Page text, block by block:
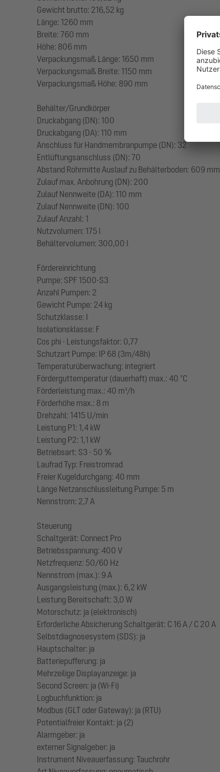
Gewicht brutto: 216,52 kg
Länge: 1260 mm
Breite: 760 mm
Höhe: 806 mm
Verpackungsmaß Länge: 1650 mm
Verpackungsmaß Breite: 1150 mm
Verpackungsmaß Höhe: 890 mm
Behälter/Grundkörper
Druckabgang (DN): 100
Druckabgang (DA): 110 mm
Anschluss für Handmembranpumpe (DN): 32
Entlüftungsanschluss (DN): 70
Abstand Rohrmitte Auslauf zu Behälterboden: 609 mm
Zulauf max. Anbohrung (DN): 200
Zulauf Nennweite (DA): 110 mm
Zulauf Nennweite (DN): 100
Zulauf Anzahl: 1
Nutzvolumen: 175 l
Behältervolumen: 300,00 l
Fördereinrichtung
Pumpe: SPF 1500-S3
Anzahl Pumpen: 2
Gewicht Pumpe: 24 kg
Schutzklasse: I
Isolationsklasse: F
Cos phi - Leistungsfaktor: 0,77
Schutzart Pumpe: IP 68 (3m/48h)
Temperaturüberwachung: integriert
Förderguttemperatur (dauerhaft) max.: 40 °C
Förderleistung max.: 40 m³/h
Förderhöhe max.: 8 m
Drehzahl: 1415 U/min
Leistung P1: 1,4 kW
Leistung P2: 1,1 kW
Betriebsart: S3 - 50 %
Laufrad Typ: Freistromrad
Freier Kugeldurchgang: 40 mm
Länge Netzanschlussleitung Pumpe: 5 m
Nennstrom: 2,7 A
Steuerung
Schaltgerät: Connect Pro
Betriebsspannung: 400 V
Netzfrequenz: 50/60 Hz
Nennstrom (max.): 9 A
Ausgangsleistung (max.): 6,2 kW
Leistung Bereitschaft: 3,0 W
Motorschutz: ja (elektronisch)
Erforderliche Absicherung Schaltgerät: C 16 A / C 20 A
Selbstdiagnosesystem (SDS): ja
Hauptschalter: ja
Batteriepufferung: ja
Mehrzeilige Displayanzeige: ja
Second Screen: ja (Wi-Fi)
Logbuchfunktion: ja
Modbus (GLT oder Gateway): ja (RTU)
Potentialfreier Kontakt: ja (2)
Alarmgeber: ja
externer Signalgeber: ja
Instrument Niveauerfassung: Tauchrohr